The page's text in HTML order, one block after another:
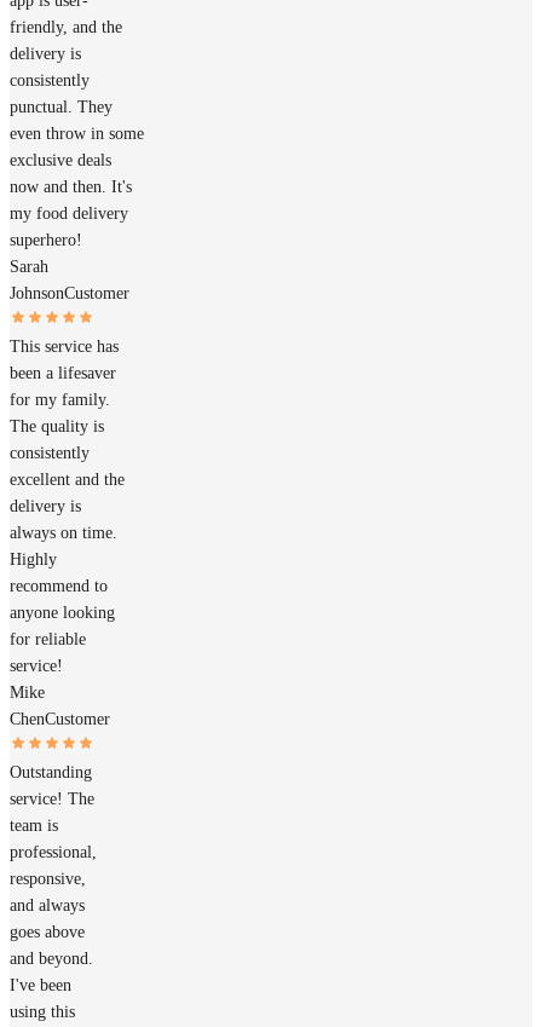
friendly, and the
delivery is
consistently
punctual. They
even throw in some
exclusive deals
now and then. It's
my food delivery
superhero!
Sarah
JohnsonCustomer
This service has
been a lifesaver
for my family.
The quality is
consistently
excellent and the
delivery is
always on time.
Highly
recommend to
anyone looking
for reliable
service!
Mike
ChenCustomer
Outstanding
service! The
team is
professional,
responsive,
and always
goes above
and beyond.
I've been
using this